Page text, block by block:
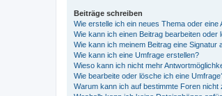
Beiträge schreiben
Wie erstelle ich ein neues Thema oder eine
Wie kann ich einen Beitrag bearbeiten oder
Wie kann ich meinem Beitrag eine Signatur
Wie kann ich eine Umfrage erstellen?
Wieso kann ich nicht mehr
Wie bearbeite oder lösche ich eine
Warum kann ich auf bestimmte Foren nicht